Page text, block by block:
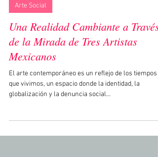
Aida Carvajal García
17 mar 2025
Arte Social
Una Realidad Cambiante a Través
de la Mirada de Tres Artistas
Mexicanos
El arte contemporáneo es un reflejo de los tiempos
globalización y la denuncia social...